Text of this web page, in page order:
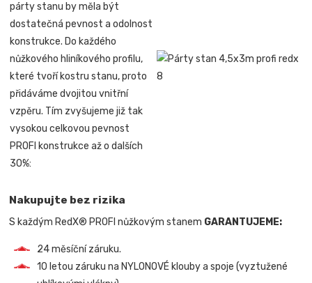
párty stanu by měla být
dostatečná pevnost a odolnost
konstrukce. Do každého
nůžkového hliníkového profilu,
které tvoří kostru stanu, proto
přidáváme dvojitou vnitřní
vzpěru. Tím zvyšujeme již tak
vysokou celkovou pevnost
PROFI konstrukce až o dalších
30%:
Nakupujte bez rizika
S každým RedX® PROFI nůžkovým stanem GARANTUJEME:
24 měsíční záruku.
10 letou záruku na NYLONOVÉ klouby a spoje (vyztužené